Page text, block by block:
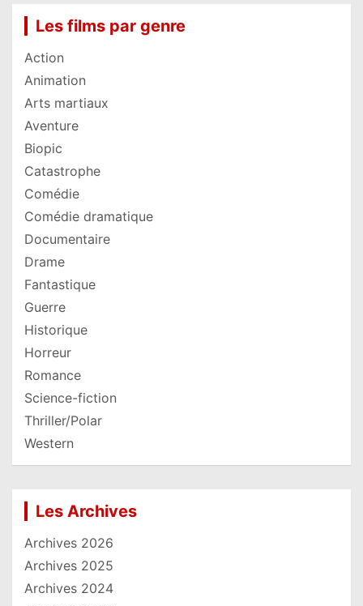
Les films par genre
Action
Animation
Arts martiaux
Aventure
Biopic
Catastrophe
Comédie
Comédie dramatique
Documentaire
Drame
Fantastique
Guerre
Historique
Horreur
Romance
Science-fiction
Thriller/Polar
Western
Les Archives
Archives 2026
Archives 2025
Archives 2024